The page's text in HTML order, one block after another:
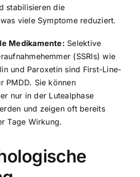
stabilisieren die
viele Symptome reduziert.
Medikamente: Selektive
(SSRIs) wie
und Paroxetin sind First-Line-
PMDD. Sie können
nur in der Lutealphase
und zeigen oft bereits
Tage Wirkung.